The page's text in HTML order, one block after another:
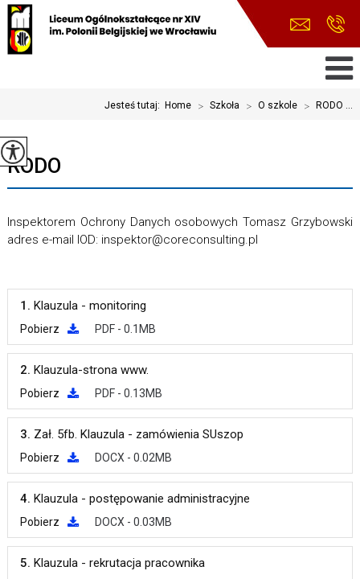
Jesteś tutaj: Home > Szkoła > O szkole > RODO ...
RODO
Inspektorem Ochrony Danych osobowych Tomasz Grzybowski
adres e-mail IOD: inspektor@coreconsulting.pl
1. Klauzula - monitoring
Pobierz PDF - 0.1MB
2. Klauzula-strona www.
Pobierz PDF - 0.13MB
3. Zał. 5fb. Klauzula - zamówienia SUszop
Pobierz DOCX - 0.02MB
4. Klauzula - postępowanie administracyjne
Pobierz DOCX - 0.03MB
5. Klauzula - rekrutacja pracownika